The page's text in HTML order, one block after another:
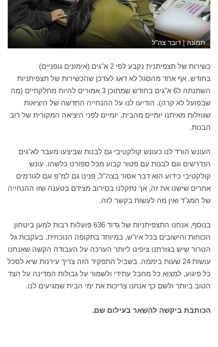
תמונה | דובר צה"ל
כשירות של תצפיתנית נקבע לפי 2 א"גים (אימונים גופניים)
בחודש. אף אחד מהסגל לא דאג לעדכן שהכשירות של תצפיתניות
השתנתה ל6 א"גים בחודש שמתוכן 3 אמורים להיות מחלקתיים (מה
שבפועל לא קרה). הודיעו לנו על ההנחייה החדשה של היציאות
שגוזלות מאיתנו יומיים מהבית, יומיים לפני היציאה המקורית של רוב
הבנות.
העונש הורד לנו כעונש קולקטיבי גם לבנות שביצעו מעבר לא"גים
הנדרשים וגם לבנות עם פטור קבוע מכל ספורט כלשהו. עונש
קולקטיבי כידוע הוא דבר אסור בצה"ל, פנינו גם למ"פ וגם לגורמים
אחרים שישנו את זה, אך נתקלנו בסירוב מצידם בטענה שזו ההנחייה
של המג"ד ואין מה לעשות בקשר לזה.
בנוסף, אנחנו התצפיתניות של גדוד 636 פועלות רבות למען ביטחון
הכוחות והישובים בכל איו"ש, במיוחד בתקופה הנוכחית. בעקבות גל
הטרור שיש בגזרתנו ציפינו ליותר הערכה על העבודה הקשה שאנחנו
עושות 24 שעות ביממה. בשביל התפקיד הזה צריך עירנות שיא לסכל
כל פיגוע, למצוא כל מחבל עתידי ולשמור על גבולות המדינה על הצד
הטוב ביותר ולשם כך אנחנו צריכות את ימי הבית שמגיעים לנו.
הכותבת ביקשה להשאר בעילום שם.